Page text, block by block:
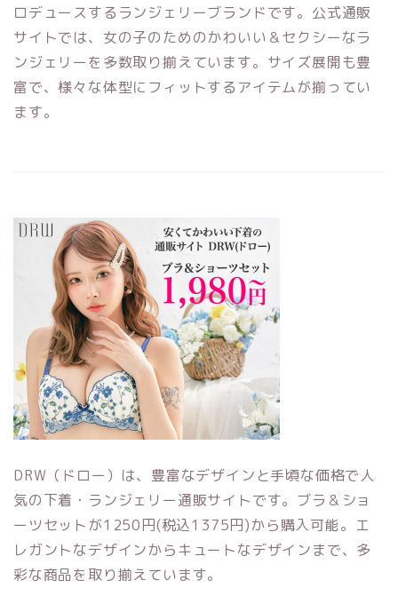
ロデュースするランジェリーブランドです。公式通販
サイトでは、女の子のためのかわいい＆セクシーなラ
ンジェリーを多数取り揃えています。サイズ展開も豊
富で、様々な体型にフィットするアイテムが揃ってい
ます。
DRW（ドロー）は、豊富なデザインと手頃な価格で人
気の下着・ランジェリー通販サイトです。ブラ＆ショ
ーツセットが1250円(税込1375円)から購入可能。エ
レガントなデザインからキュートなデザインまで、多
彩な商品を取り揃えています。